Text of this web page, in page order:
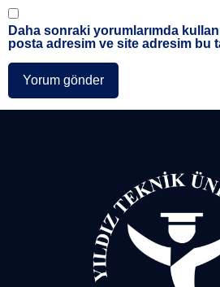
Daha sonraki yorumlarımda
posta adresim ve site adresim bu